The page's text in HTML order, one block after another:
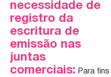
necessidade de
registro da
escritura de
emissão nas
juntas
comerciais: Para fins